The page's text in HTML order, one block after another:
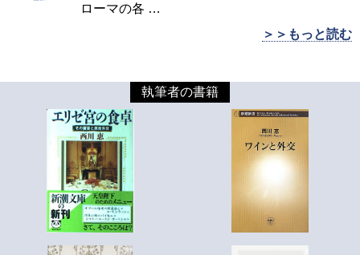
ローマの各 …
＞＞もっと読む
執筆者の書籍